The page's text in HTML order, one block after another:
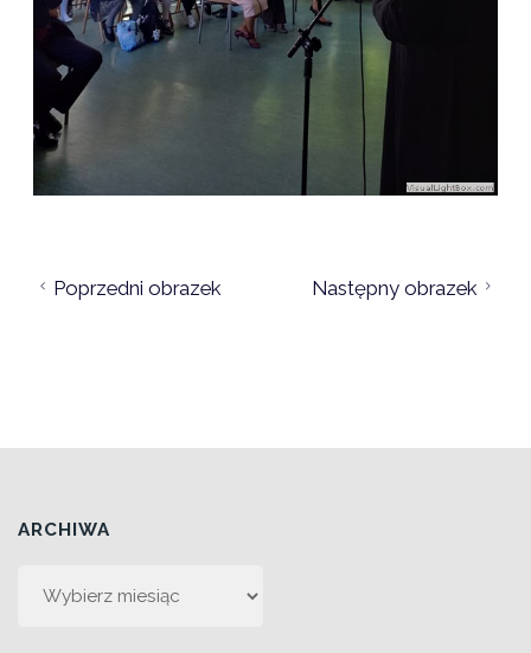
Poprzedni obrazek Następny obrazek
ARCHIWA